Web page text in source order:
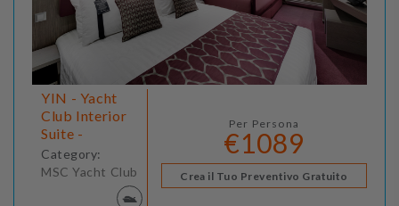
YIN - Yacht
Club Interior
Suite -
Category:
MSC Yacht Club
Per Persona
€1089
Crea il Tuo Preventivo Gratuito